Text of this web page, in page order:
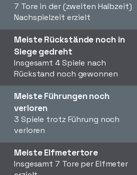
7 Tore in der (zweiten Halbzeit)
Nachspielzeit erzielt
Meiste Rückstände noch in
Siege gedreht
Insgesamt 4 Spiele nach
Rückstand noch gewonnen
Meiste Führungen noch
verloren
3 Spiele trotz Führung noch
verloren
Meiste Elfmetertore
Insgesamt 7 Tore per Elfmeter